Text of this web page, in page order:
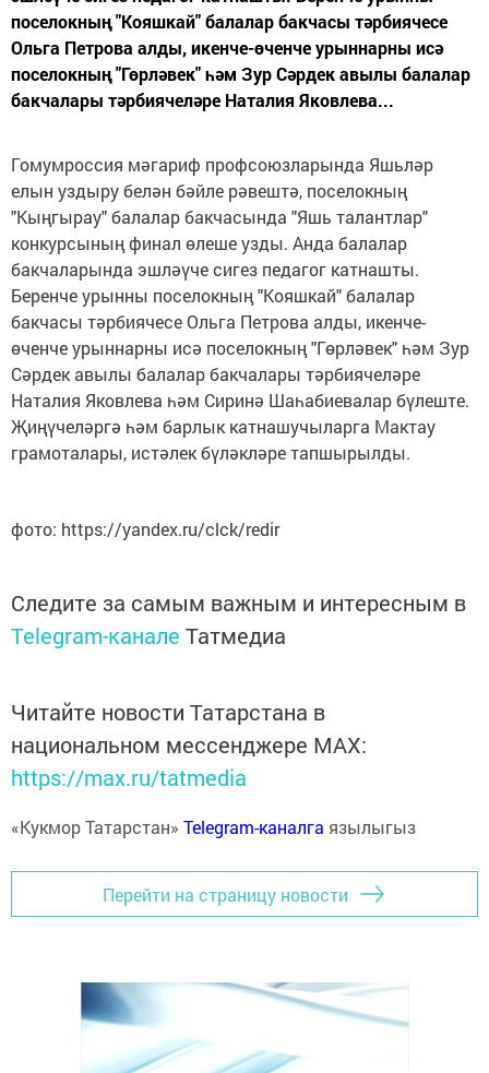
поселокның "Кояшкай" балалар бакчасы тәрбиячесе
Ольга Петрова алды, икенче-өченче урыннарны исә
поселокның "Гөрләвек" һәм Зур Сәрдек авылы балалар
бакчалары тәрбиячеләре Наталия Яковлева...
Гомумроссия мәгариф профсоюзларында Яшьләр
елын уздыру белән бәйле рәвештә, поселокның
"Кыңгырау" балалар бакчасында "Яшь талантлар"
конкурсының финал өлеше узды. Анда балалар
бакчаларында эшләүче сигез педагог катнашты.
Беренче урынны поселокның "Кояшкай" балалар
бакчасы тәрбиячесе Ольга Петрова алды, икенче-
өченче урыннарны исә поселокның "Гөрләвек" һәм Зур
Сәрдек авылы балалар бакчалары тәрбиячеләре
Наталия Яковлева һәм Сиринә Шаһабиевалар бүлеште.
Җиңүчеләргә һәм барлык катнашучыларга Мактау
грамоталары, истәлек бүләкләре тапшырылды.
фото: https://yandex.ru/clck/redir
Следите за самым важным и интересным в
Telegram-канале Татмедиа
Читайте новости Татарстана в
национальном мессенджере MАХ:
https://max.ru/tatmedia
«Кукмор Татарстан» Telegram-каналга язылыгыз
Перейти на страницу новости